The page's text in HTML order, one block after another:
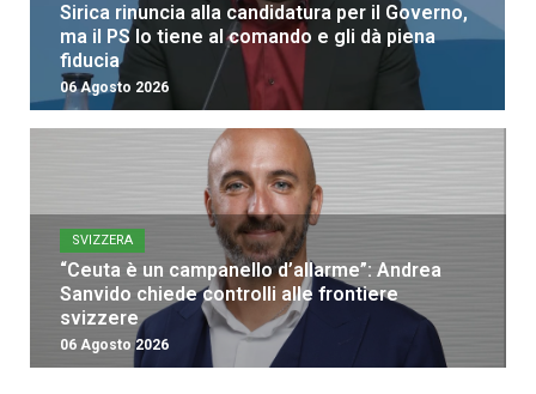
Sirica rinuncia alla candidatura per il Governo,
ma il PS lo tiene al comando e gli dà piena
fiducia
06 Agosto 2026
SVIZZERA
“Ceuta è un campanello d’allarme”: Andrea
Sanvido chiede controlli alle frontiere
svizzere
06 Agosto 2026